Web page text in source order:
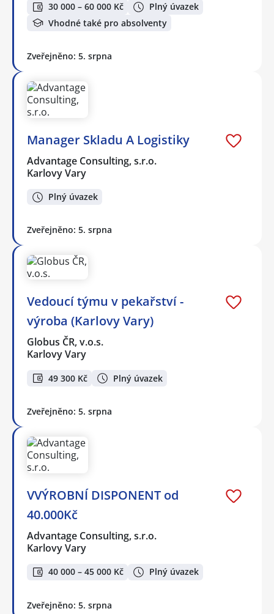
30 000 – 60 000 Kč
Plný úvazek
Vhodné také pro absolventy
Zveřejněno: 5. srpna
Manager Skladu A Logistiky
Advantage Consulting, s.r.o.
Karlovy Vary
Plný úvazek
Zveřejněno: 5. srpna
Vedoucí týmu v pekařství -
výroba (Karlovy Vary)
Globus ČR, v.o.s.
Karlovy Vary
49 300 Kč Plný úvazek
Zveřejněno: 5. srpna
VVÝROBNÍ DISPONENT od
40.000Kč
Advantage Consulting, s.r.o.
Karlovy Vary
40 000 – 45 000 Kč Plný úvazek
Zveřejněno: 5. srpna